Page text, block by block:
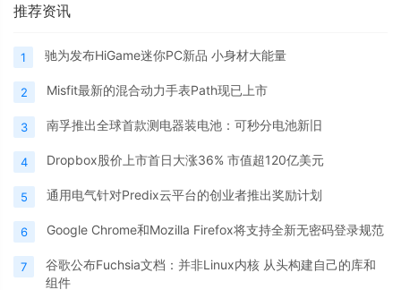
推荐资讯
1 驰为发布HiGame迷你PC新品 小身材大能量
2 Misfit最新的混合动力手表Path现已上市
3 南孚推出全球首款测电器装电池：可秒分电池新旧
4 Dropbox股价上市首日大涨36% 市值超120亿美元
5 通用电气针对Predix云平台的创业者推出奖励计划
6 Google Chrome和Mozilla Firefox将支持全新无密码登录规范
7
谷歌公布Fuchsia文档：并非Linux内核 从头构建自己的库和
组件